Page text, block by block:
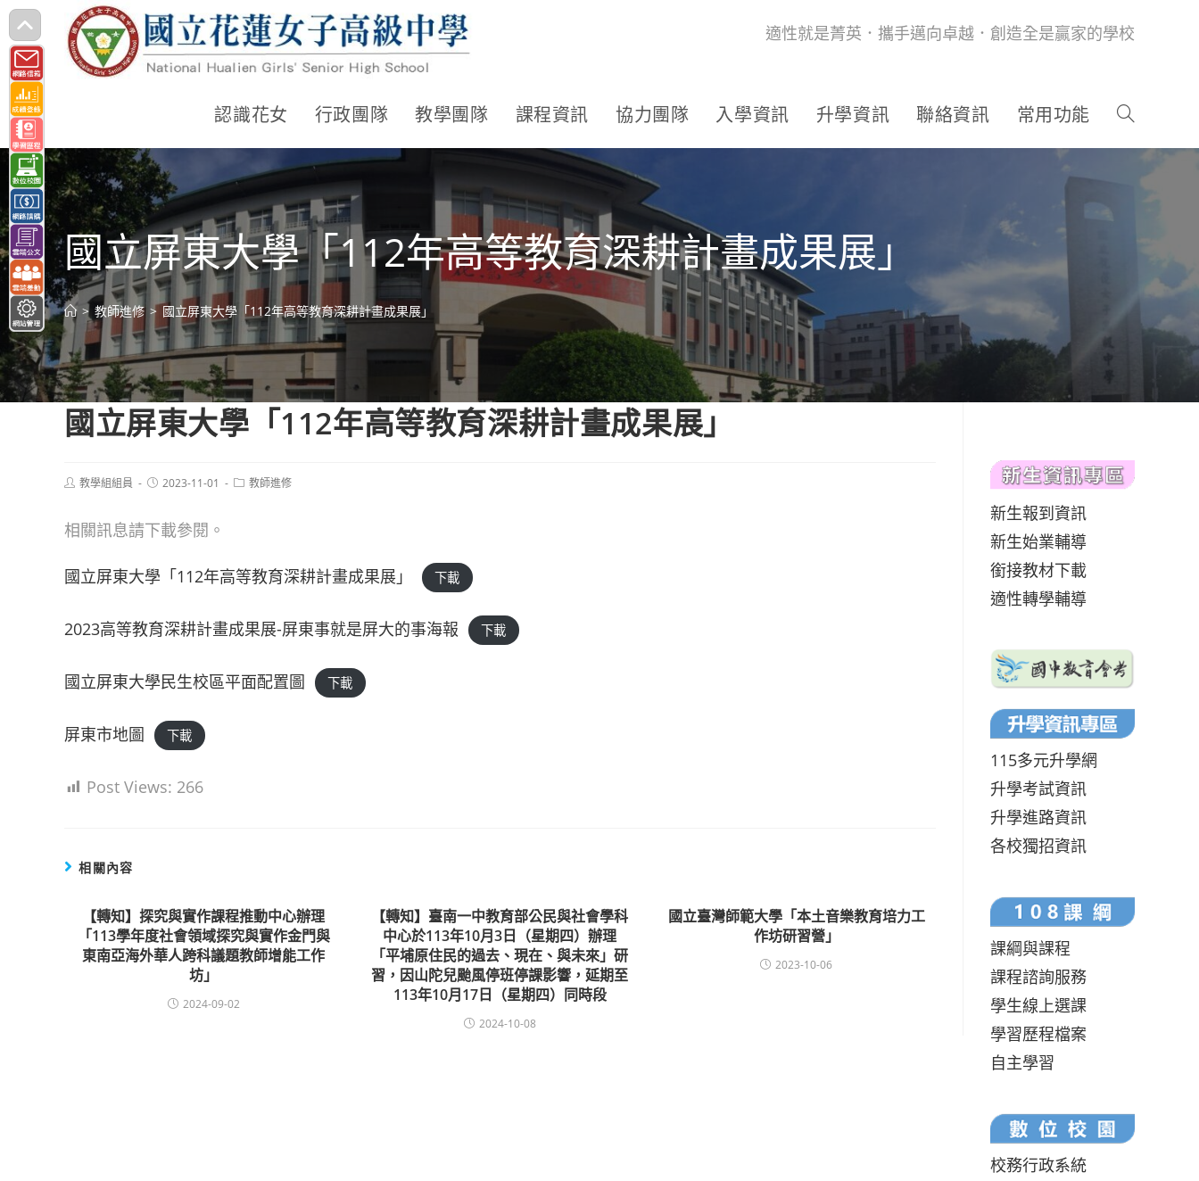
跳
轉
至
主
要
內
容
適性就是菁英．攜手邁向卓越．創造全是贏家的學校
認識花女 行政團隊 教學團隊 課程資訊 協力團隊 入學資訊 升學資訊 聯絡資訊 常用功能
國立屏東大學「112年高等教育深耕計畫成果展」
> 教師進修 > 國立屏東大學「112年高等教育深耕計畫成果展」
國立屏東大學「112年高等教育深耕計畫成果展」
Post教學組組員
Post2023-11-01
Post教師進修
相關訊息請下載參閱。
國立屏東大學「112年高等教育深耕計畫成果展」 下載
2023高等教育深耕計畫成果展-屏東事就是屏大的事海報 下載
國立屏東大學民生校區平面配置圖 下載
屏東市地圖 下載
Post Views: 266
相關內容
【轉知】探究與實作課程推動中心辦理
「113學年度社會領域探究與實作金門與
東南亞海外華人跨科議題教師增能工作
坊」
2024-09-02
【轉知】臺南一中教育部公民與社會學科
中心於113年10月3日（星期四）辦理
「平埔原住民的過去、現在、與未來」研
習，因山陀兒颱風停班停課影響，延期至
113年10月17日（星期四）同時段
2024-10-08
國立臺灣師範大學「本土音樂教育培力工
作坊研習營」
2023-10-06
新生報到資訊
新生始業輔導
銜接教材下載
適性轉學輔導
115多元升學網
升學考試資訊
升學進路資訊
各校獨招資訊
課綱與課程
課程諮詢服務
學生線上選課
學習歷程檔案
自主學習
校務行政系統